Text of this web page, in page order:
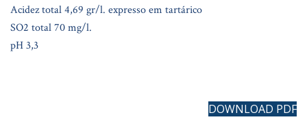
Acidez total 4,69 gr/l. expresso em tartárico
SO2 total 70 mg/l.
pH 3,3
DOWNLOAD PDF